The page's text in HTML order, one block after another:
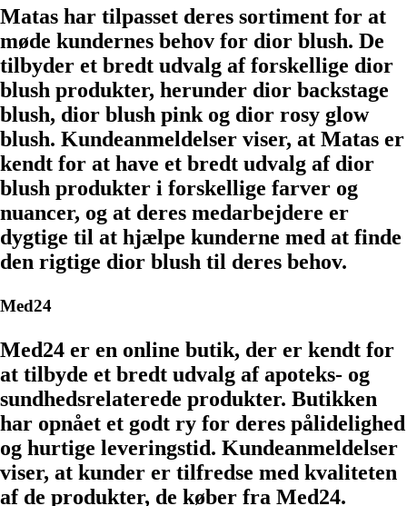
Matas har tilpasset deres sortiment for at
møde kundernes behov for dior blush. De
tilbyder et bredt udvalg af forskellige dior
blush produkter, herunder dior backstage
blush, dior blush pink og dior rosy glow
blush. Kundeanmeldelser viser, at Matas er
kendt for at have et bredt udvalg af dior
blush produkter i forskellige farver og
nuancer, og at deres medarbejdere er
dygtige til at hjælpe kunderne med at finde
den rigtige dior blush til deres behov.
Med24
Med24 er en online butik, der er kendt for
at tilbyde et bredt udvalg af apoteks- og
sundhedsrelaterede produkter. Butikken
har opnået et godt ry for deres pålidelighed
og hurtige leveringstid. Kundeanmeldelser
viser, at kunder er tilfredse med kvaliteten
af de produkter, de køber fra Med24.